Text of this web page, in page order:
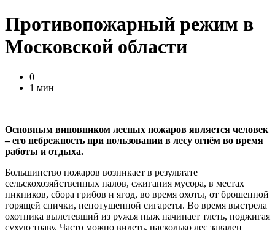
Противопожарный режим в
Московской области
0
1 мин
Основным виновником лесных пожаров является человек
– его небрежность при пользовании в лесу огнём во время
работы и отдыха.
Большинство пожаров возникает в результате
сельскохозяйственных палов, сжигания мусора, в местах
пикников, сбора грибов и ягод, во время охоты, от брошенной
горящей спички, непотушенной сигареты. Во время выстрела
охотника вылетевший из ружья пыж начинает тлеть, поджигая
сухую траву. Часто можно видеть, насколько лес завален